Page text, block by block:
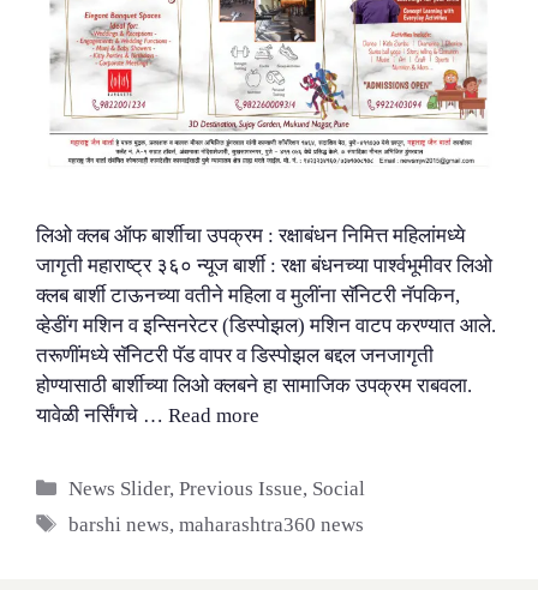
लिओ क्लब ऑफ बार्शीचा उपक्रम : रक्षाबंधन निमित्त महिलांमध्ये
जागृती महाराष्ट्र ३६० न्यूज बार्शी : रक्षा बंधनच्या पार्श्वभूमीवर लिओ
क्लब बार्शी टाऊनच्या वतीने महिला व मुलींना सॅनिटरी नॅपकिन,
व्हेडींग मशिन व इन्सिनरेटर (डिस्पोझल) मशिन वाटप करण्यात आले.
तरूणींमध्ये सॅनिटरी पॅड वापर व डिस्पोझल बद्दल जनजागृती
होण्यासाठी बार्शीच्या लिओ क्लबने हा सामाजिक उपक्रम राबवला.
यावेळी नर्सिंगचे … Read more
Categories
News Slider,Previous Issue, Social
Tags
barshi news,maharashtra360 news